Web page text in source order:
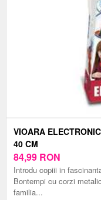
VIOARA
40 CM
84,99 RON
Introdu copiii in
Bontempi cu corzi
familia...